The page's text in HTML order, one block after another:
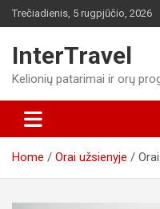
Skip
to
Trečiadienis, 5 rugpjūčio, 2026
InterTravel
Kelionių patarimai ir orų
Home Orai užsienyje